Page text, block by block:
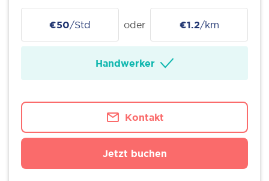
€50/Std oder €1.2/km
Handwerker
Kontakt
Jetzt buchen